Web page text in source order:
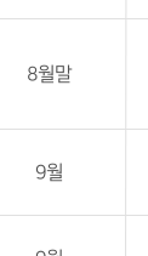
8월말
9월